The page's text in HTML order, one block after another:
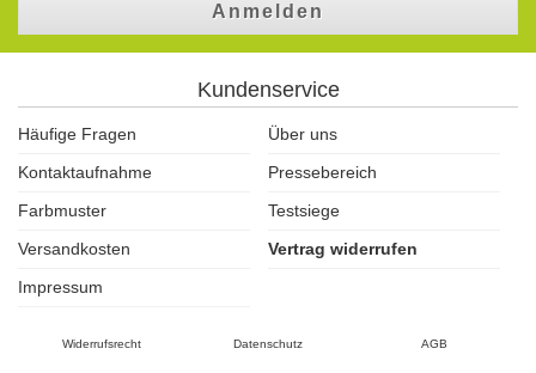
Anmelden
Kundenservice
Häufige Fragen
Über uns
Kontaktaufnahme
Pressebereich
Farbmuster
Testsiege
Versandkosten
Vertrag widerrufen
Impressum
Widerrufsrecht Datenschutz AGB